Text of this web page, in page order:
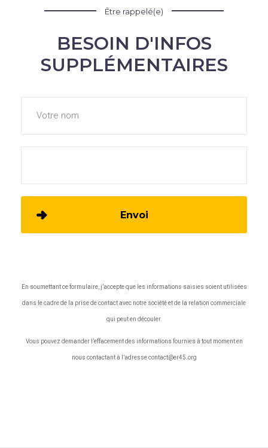
Être rappelé(e)
BESOIN D'INFOS
SUPPLÉMENTAIRES
Envoi
En soumettant ce formulaire, j’accepte que les informations saisies soient utilisées
dans le cadre de la prise de contact avec notre société et de la relation commerciale
qui peut en découler.
Vous pouvez demander l’effacement des informations fournies à tout moment en
nous contactant à l’adresse contact@er45.org